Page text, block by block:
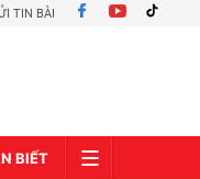
TIN BÀI
BIẾT